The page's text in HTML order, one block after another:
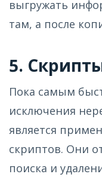
выгружать
там, а после
5.
Пока самым
исключения
является
скриптов. Они
поиска и